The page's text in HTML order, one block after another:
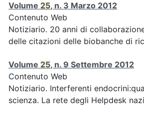
Volume 25, n. 3 Marzo 2012
Contenuto Web
Notiziario. 20 anni di
delle citazioni delle biobanche di
Volume 25, n. 9 Settembre 2012
Contenuto Web
Notiziario. Interferenti
scienza. La rete degli Helpdesk